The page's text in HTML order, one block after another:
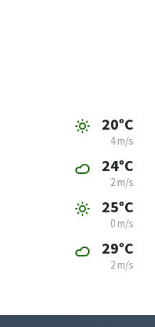
20°C
4 m/s
24°C
2 m/s
25°C
0 m/s
29°C
2 m/s